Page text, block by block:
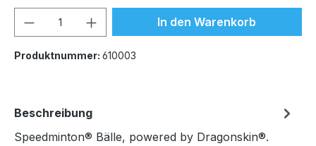
Produkt Anzahl: Gib denIn den Warenkorb
Produktnummer: 610003
Beschreibung
Speedminton® Bälle, powered by Dragonskin®.